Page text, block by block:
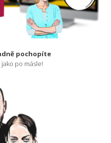
pochopíte
po másle!